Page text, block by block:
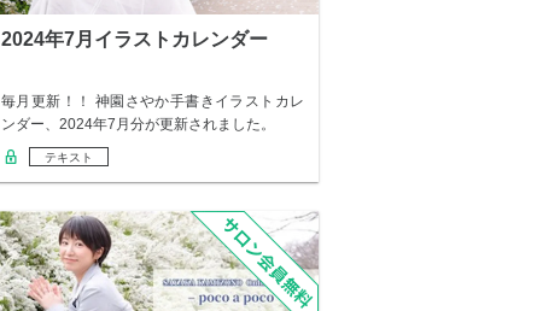
2024年7月イラストカレンダー
毎月更新！！ 神園さやか手書きイラストカレ
ンダー、2024年7月分が更新されました。
テキスト